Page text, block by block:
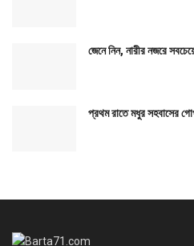
জেনে নিন, নারীর নজরে
প্রথম রাতে মধুর সহবাসের